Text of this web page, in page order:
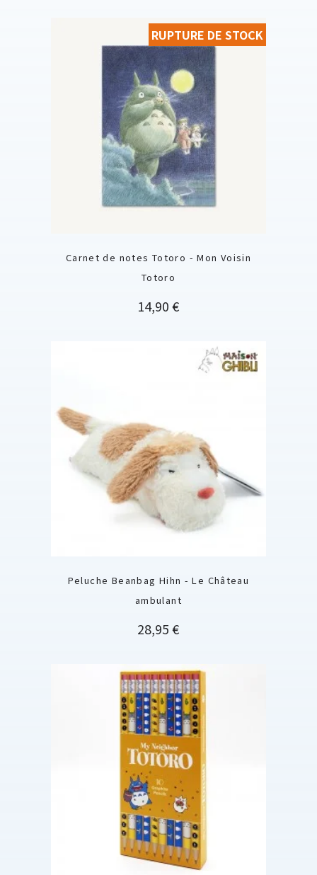
Carnet de notes Totoro - Mon Voisin
Totoro
Prix
14,90 €
RUPTURE DE STOCK
Peluche Beanbag Hihn - Le Château
ambulant
Prix
28,95 €